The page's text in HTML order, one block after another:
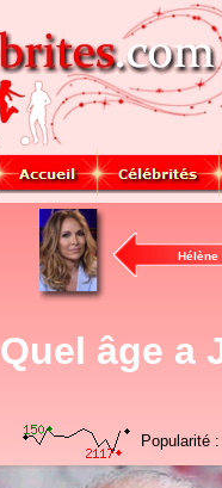
Hélène
Quel âge a
Popularité :